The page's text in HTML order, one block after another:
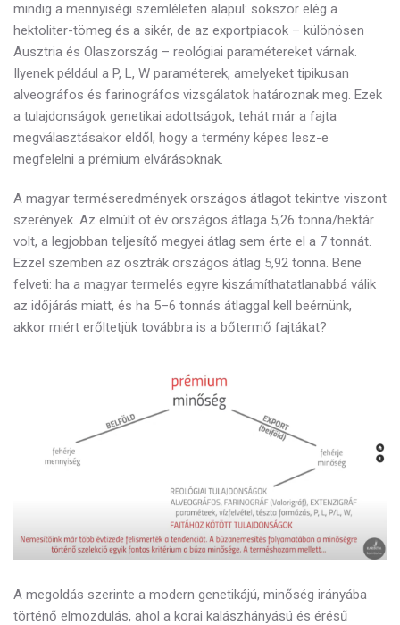
mindig a mennyiségi szemléleten alapul: sokszor elég a
hektoliter-tömeg és a sikér, de az exportpiacok – különösen
Ausztria és Olaszország – reológiai paramétereket várnak.
Ilyenek például a P, L, W paraméterek, amelyeket tipikusan
alveográfos és farinográfos vizsgálatok határoznak meg. Ezek
a tulajdonságok genetikai adottságok, tehát már a fajta
megválasztásakor eldől, hogy a termény képes lesz-e
megfelelni a prémium elvárásoknak.
A magyar terméseredmények országos átlagot tekintve viszont
szerények. Az elmúlt öt év országos átlaga 5,26 tonna/hektár
volt, a legjobban teljesítő megyei átlag sem érte el a 7 tonnát.
Ezzel szemben az osztrák országos átlag 5,92 tonna. Bene
felveti: ha a magyar termelés egyre kiszámíthatatlanabbá válik
az időjárás miatt, és ha 5–6 tonnás átlaggal kell beérnünk,
akkor miért erőltetjük továbbra is a bőtermő fajtákat?
A megoldás szerinte a modern genetikájú, minőség irányába
történő elmozdulás, ahol a korai kalászhányású és érésű